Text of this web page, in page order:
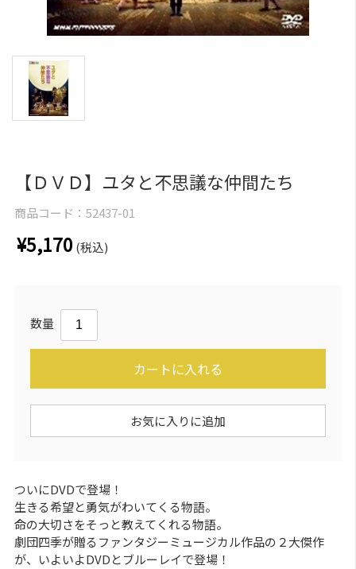
【ＤＶＤ】ユタと不思議な仲間たち
商品コード： 52437-01
¥5,170 (税込)
数量
カートに入れる
お気に入りに追加
ついにDVDで登場！
生きる希望と勇気がわいてくる物語。
命の大切さをそっと教えてくれる物語。
劇団四季が贈るファンタジーミュージカル作品の２大傑作
が、いよいよDVDとブルーレイで登場！